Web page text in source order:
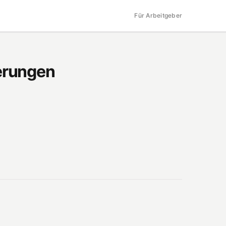
Für Arbeitgeber